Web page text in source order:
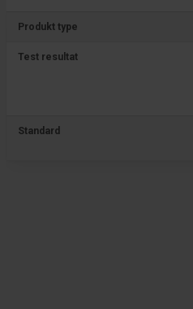
Produkt type
Test resultat
Standard